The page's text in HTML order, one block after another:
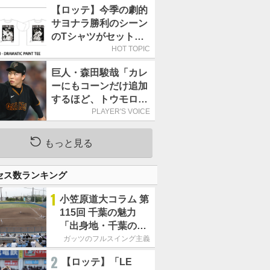
【ロッテ】今季の劇的
サヨナラ勝利のシーン
のTシャツがセットに
なった9月20日の西武
HOT TOPIC
巨人・森田駿哉「カレ
ーにもコーンだけ追加
するほど、トウモロコ
シが大好きです」／野
PLAYER'S VOICE
もっと見る
ス数ランキング
1 小笠原道大コラム 第
115回 千葉の魅力
「出身地・千葉の話
の続き。昔から野球
す」
ガッツのフルスイング主義
2 【ロッテ】「LE